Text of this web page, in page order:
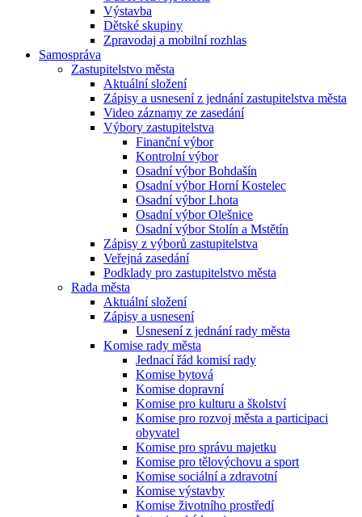
Výstavba
Dětské skupiny
Zpravodaj a mobilní rozhlas
Samospráva
Zastupitelstvo města
Aktuální složení
Zápisy a usnesení z jednání zastupitelstva města
Video záznamy ze zasedání
Výbory zastupitelstva
Finanční výbor
Kontrolní výbor
Osadní výbor Bohdašín
Osadní výbor Horní Kostelec
Osadní výbor Lhota
Osadní výbor Olešnice
Osadní výbor Stolín a Mstětín
Zápisy z výborů zastupitelstva
Veřejná zasedání
Podklady pro zastupitelstvo města
Rada města
Aktuální složení
Zápisy a usnesení
Usnesení z jednání rady města
Komise rady města
Jednací řád komisí rady
Komise bytová
Komise dopravní
Komise pro kulturu a školství
Komise pro rozvoj města a participaci
obyvatel
Komise pro správu majetku
Komise pro tělovýchovu a sport
Komise sociální a zdravotní
Komise výstavby
Komise životního prostředí